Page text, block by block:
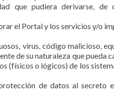
que pudiera derivarse, de
el Portal y los servicios y/o
virus, código malicioso,
de su naturaleza que pueda
(físicos o lógicos) de los
de datos al secreto